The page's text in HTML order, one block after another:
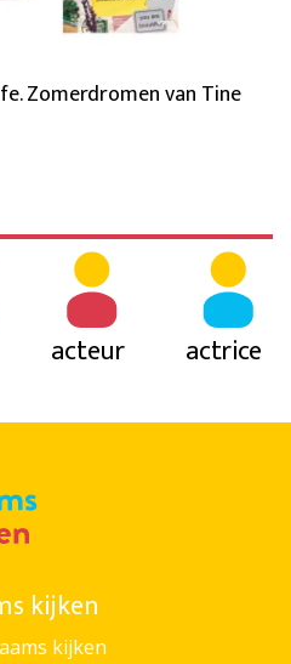
Zomerdromen van Tine
acteur actrice
kijken
kijken